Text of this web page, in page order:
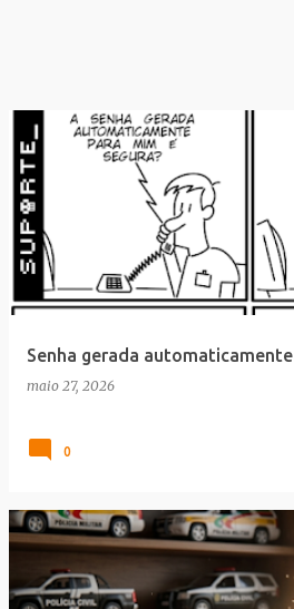
Senha gerada automaticamente
maio 27, 2026
0